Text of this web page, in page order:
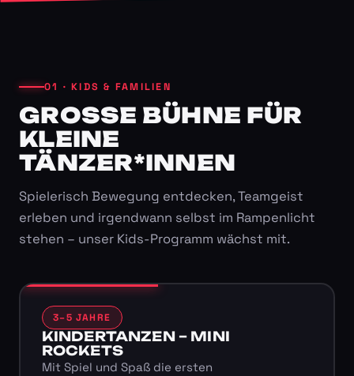
01 · KIDS & FAMILIEN
GROSSE BÜHNE FÜR K
LEINE T
ÄNZER*INNEN
Spielerisch Bewegung entdecken, Teamgeist
erleben und irgendwann selbst im Rampenlicht
stehen – unser Kids-Programm wächst mit.
3–5 JAHRE
KINDERTANZEN – MINI
ROCKETS
Mit Spiel und Spaß die ersten